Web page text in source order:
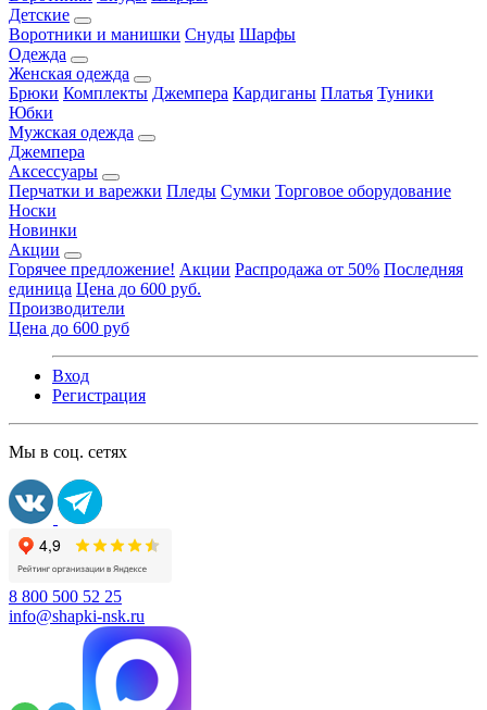
Детские
Воротники и манишки Снуды Шарфы
Одежда
Женская одежда
Брюки Комплекты Джемпера Кардиганы Платья Туники
Юбки
Мужская одежда
Джемпера
Аксессуары
Перчатки и варежки Пледы Сумки Торговое оборудование
Носки
Новинки
Акции
Горячее предложение! Акции Распродажа от 50% Последняя
единица Цена до 600 руб.
Производители
Цена до 600 руб
Вход
Регистрация
Мы в соц. сетях
8 800 500 52 25
info@shapki-nsk.ru